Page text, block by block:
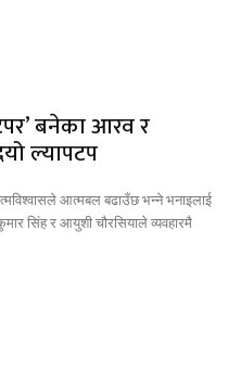
बनेका आरव र
ल्यापटप
आत्मबल बढाउँछ भन्ने भनाइलाई
सिंह र आयुशी चौरसियाले व्यवहारमै